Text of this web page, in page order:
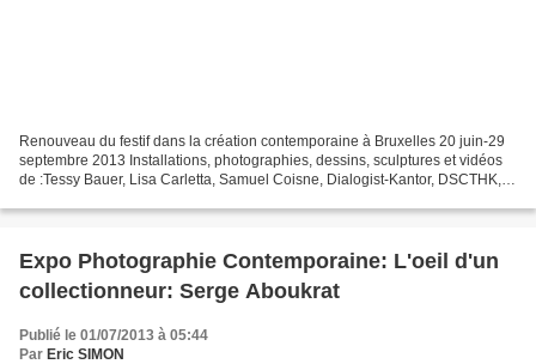
Renouveau du festif dans la création contemporaine à Bruxelles 20 juin-29
septembre 2013 Installations, photographies, dessins, sculptures et vidéos
de :Tessy Bauer, Lisa Carletta, Samuel Coisne, Dialogist-Kantor, DSCTHK,
Expo Photographie Contemporaine: L'oeil d'un
collectionneur: Serge Aboukrat
Publié le 01/07/2013 à 05:44
Par Eric SIMON